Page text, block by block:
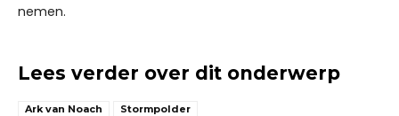
nemen.
Lees verder over dit onderwerp
Ark van Noach Stormpolder